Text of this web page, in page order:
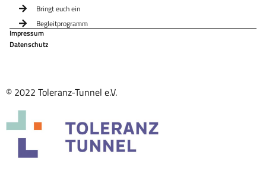
Bringt euch ein
Begleitprogramm
Impressum
Datenschutz
© 2022 Toleranz-Tunnel e.V.